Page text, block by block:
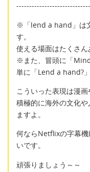
※「lend a hand」は
す。
使える場面はたくさん
※また、冒頭に「
単に「Lend a hand?
こういった表現は漫画
積極的に海外の文化
ますよ。
何ならNetflixの字幕機
いです。
頑張りましょう～～